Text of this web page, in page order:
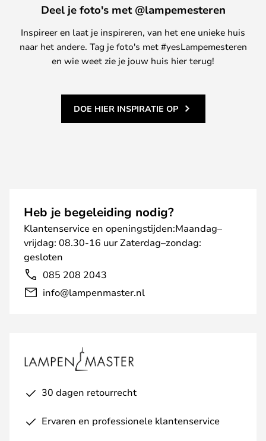
Deel je foto's met @lampemesteren
Inspireer en laat je inspireren, van het ene unieke huis
naar het andere. Tag je foto's met #yesLampemesteren
en wie weet zie je jouw huis hier terug!
DOE HIER INSPIRATIE OP
Heb je begeleiding nodig?
Klantenservice en openingstijden:Maandag–
vrijdag: 08.30-16 uur Zaterdag–zondag:
gesloten
085 208 2043
info@lampenmaster.nl
30 dagen retourrecht
Ervaren en professionele klantenservice